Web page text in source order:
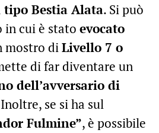
Bestia Alata. Si può
cui è stato evocato
mostro diLivello 7 o
di far diventare un
dell’avversario di
Inoltre, se si ha sul
Fulmine”, è possibile